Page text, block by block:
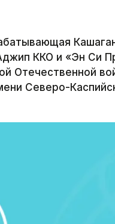
ККО и «Эн Си
Отечественной
Северо-